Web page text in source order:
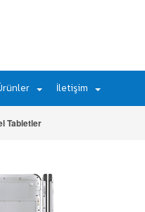
İletişim
Tabletler